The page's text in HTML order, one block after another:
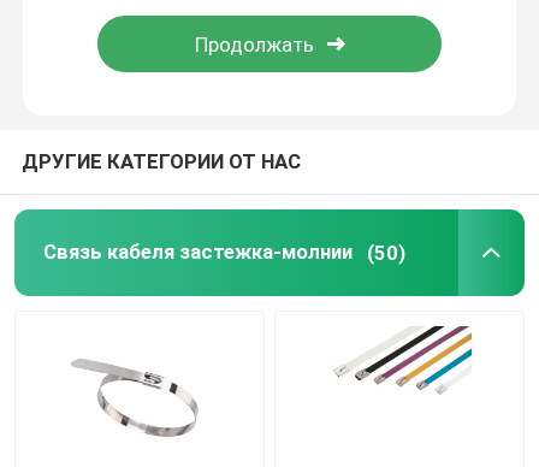
Аксессуары связи кабеля
Железа электрического кабеля
Солнечный хомут для кабелей
солнечный микро- инвертор
Соединители панели солнечных батарей
ДРУГИЕ КАТЕГОРИИ ОТ НАС
Связь кабеля застежка-молнии (50)